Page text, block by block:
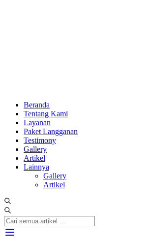
Beranda
Tentang Kami
Layanan
Paket Langganan
Testimony
Gallery
Artikel
Lainnya
Gallery
Artikel